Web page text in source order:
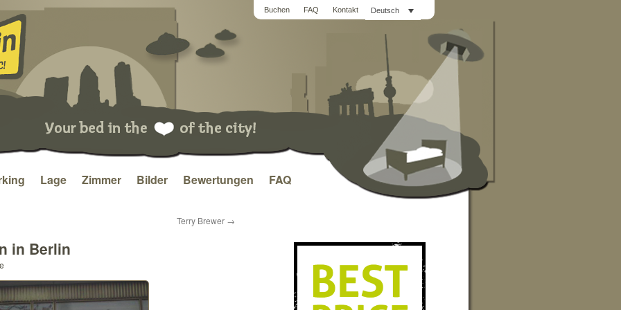
Buchen FAQ Kontakt Deutsch
Lage Zimmer Bilder Bewertungen FAQ
Terry Brewer →
in Berlin